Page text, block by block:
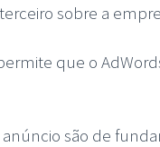
sobre a
que o
são de